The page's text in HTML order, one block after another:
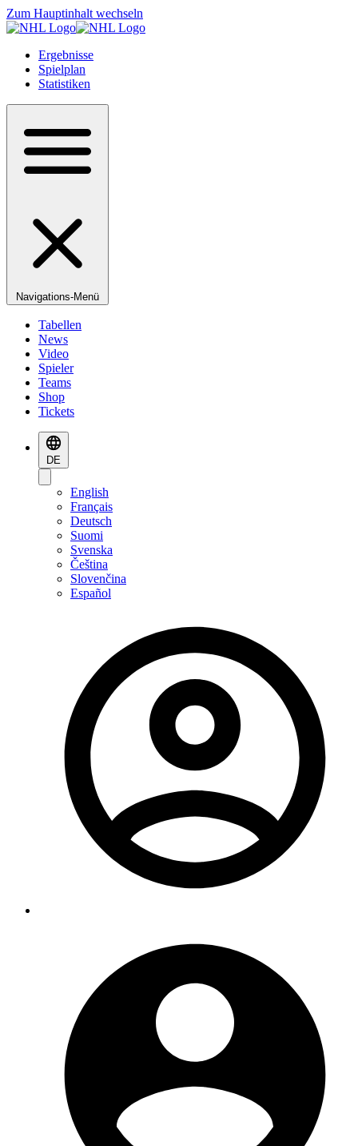
Zum Hauptinhalt wechseln
Ergebnisse
Spielplan
Statistiken
Navigations-Menü
Tabellen
News
Video
Spieler
Teams
Shop
Tickets
DE
English
Français
Deutsch
Suomi
Svenska
Čeština
Slovenčina
Español